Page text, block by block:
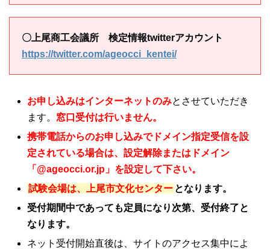
〇上尾商工会議所 検定情報twitterアカウント
https://twitter.com/ageocci_kentei/
お申し込みはインターネットのみとさせていただき
ます。 窓口受付は行いません。
携帯電話からのお申し込みでドメイン指定受信を設
定されている場合は、設定解除またはドメイン
「@ageocci.or.jp」を設定して下さい。
試験会場は、上尾市文化センター となります。
受付期間中であっても定員になり次第、受付終了と
なります。
ネット受付開始直後は、サイトのアクセス集中によ